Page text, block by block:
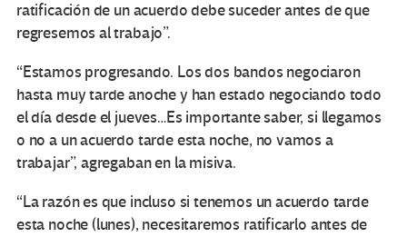
ratificación de un acuerdo debe suceder antes de que
regresemos al trabajo”.
“Estamos progresando. Los dos bandos negociaron
hasta muy tarde anoche y han estado negociando todo
el día desde el jueves…Es importante saber, si llegamos
o no a un acuerdo tarde esta noche, no vamos a
trabajar”, agregaban en la misiva.
“La razón es que incluso si tenemos un acuerdo tarde
esta noche (lunes), necesitaremos ratificarlo antes de